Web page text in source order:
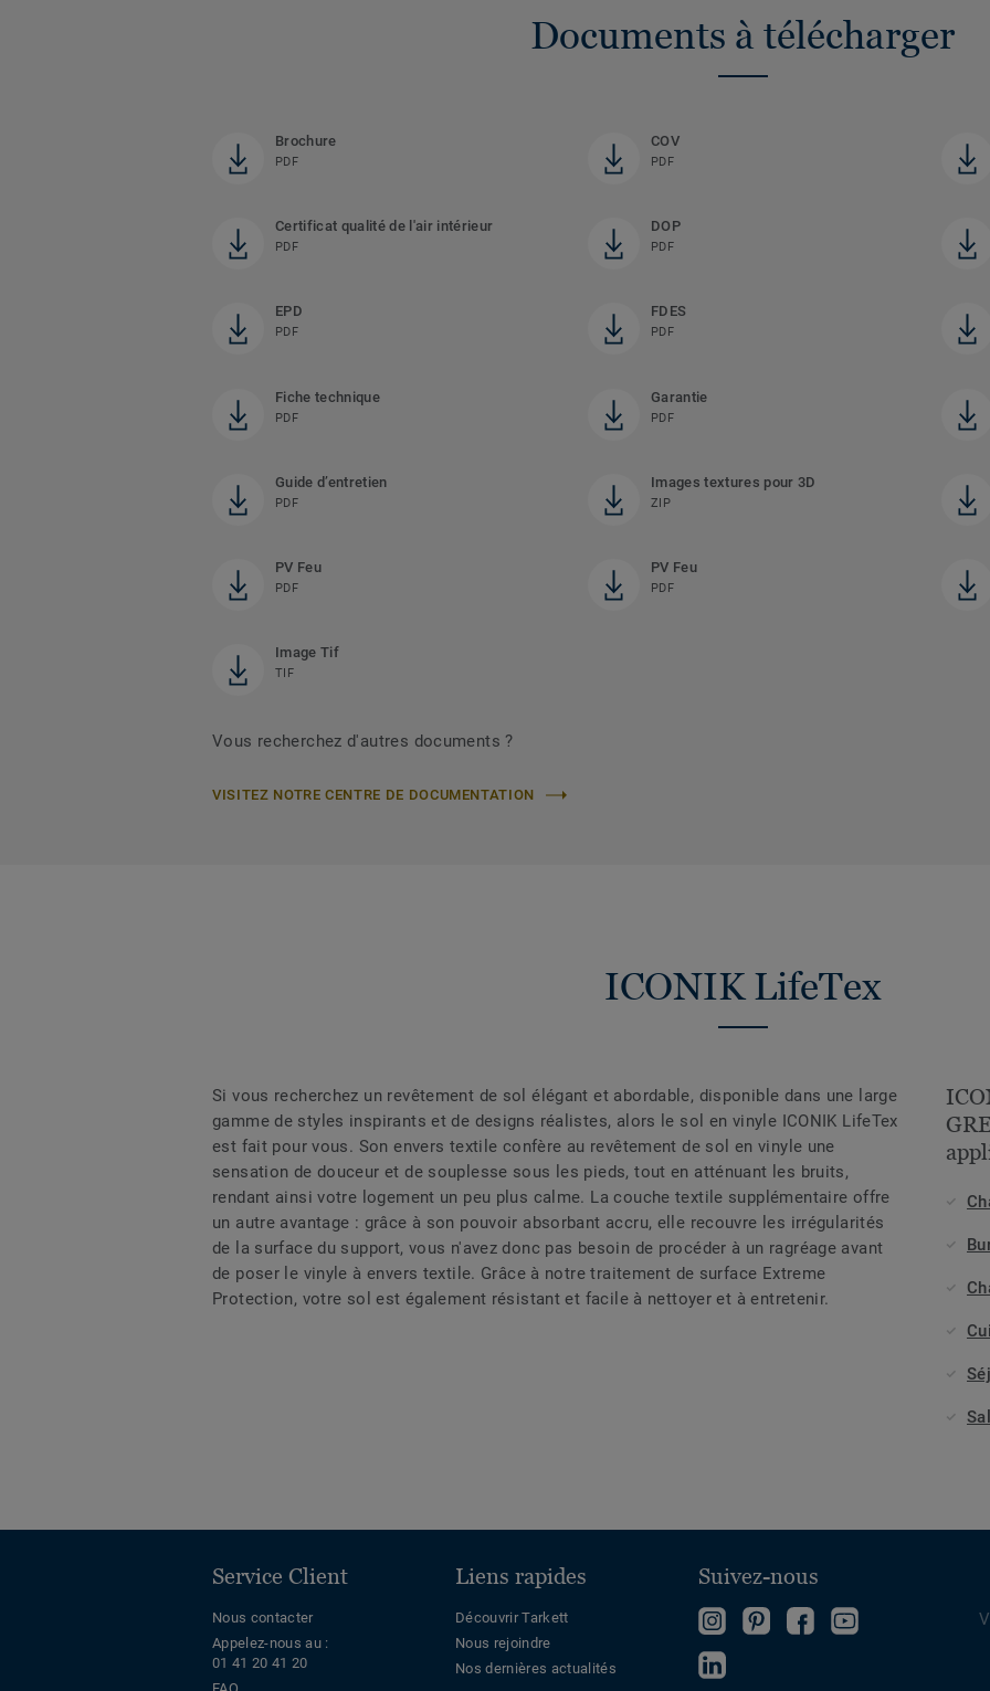
Documents à télécharger
Brochure
PDF
COV
PDF
Certificat qualité de l'air intérieur
PDF
DOP
PDF
EPD
PDF
FDES
PDF
Fiche technique
PDF
Garantie
PDF
Guide d’entretien
PDF
Images textures pour 3D
ZIP
PV Feu
PDF
PV Feu
PDF
Image Tif
TIF
Vous recherchez d'autres documents ?
VISITEZ NOTRE CENTRE DE DOCUMENTATION
ICONIK LifeTex
Si vous recherchez un revêtement de sol élégant et abordable, disponible dans une large
gamme de styles inspirants et de designs réalistes, alors le sol en vinyle ICONIK LifeTex
est fait pour vous. Son envers textile confère au revêtement de sol en vinyle une
sensation de douceur et de souplesse sous les pieds, tout en atténuant les bruits,
rendant ainsi votre logement un peu plus calme. La couche textile supplémentaire offre
un autre avantage : grâce à son pouvoir absorbant accru, elle recouvre les irrégularités
de la surface du support, vous n'avez donc pas besoin de procéder à un ragréage avant
de poser le vinyle à envers textile. Grâce à notre traitement de surface Extreme
Protection, votre sol est également résistant et facile à nettoyer et à entretenir.
Service Client
Nous contacter
Appelez-nous au :
01 41 20 41 20
Liens rapides
Découvrir Tarkett
Nous rejoindre
Nos dernières actualités
Suivez-nous
Follow
on
FollowDevenezRegardez
Follow